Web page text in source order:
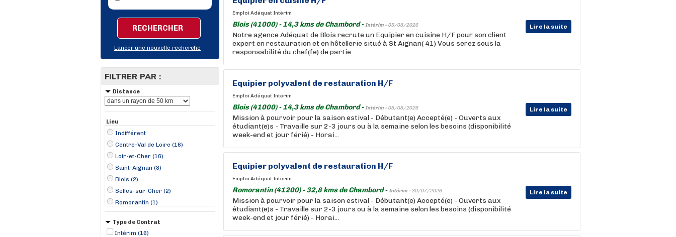
RECHERCHER
Lancer une nouvelle recherche
FILTRER PAR :
Distance
Lieu
Indifférent
Centre-Val de Loire (16)
Loir-et-Cher (16)
Saint-Aignan (8)
Blois (2)
Selles-sur-Cher (2)
Romorantin (1)
Type de Contrat
Intérim (16)
Emploi Adéquat Intérim
Blois (41000) - 14,3 kms de Chambord -Intérim - 05/08/2026 Lire la suite
Notre agence Adéquat de Blois recrute un Equipier en cuisine H/F pour son client
expert en restauration et en hôtellerie situé à St Aignan( 41) Vous serez sous la
responsabilité du chef(fe) de partie ...
Equipier polyvalent de restauration H/F
Emploi Adéquat Intérim
Blois (41000) - 14,3 kms de Chambord -Intérim - 05/08/2026 Lire la suite
Mission à pourvoir pour la saison estival - Débutant(e) Accepté(e) - Ouverts aux
étudiant(e)s - Travaille sur 2-3 jours ou à la semaine selon les besoins (disponibilité
week-end et jour férié) - Horai...
Equipier polyvalent de restauration H/F
Emploi Adéquat Intérim
Romorantin (41200) - 32,8 kms de Chambord -Intérim - 30/07/2026 Lire la suite
Mission à pourvoir pour la saison estival - Débutant(e) Accepté(e) - Ouverts aux
étudiant(e)s - Travaille sur 2-3 jours ou à la semaine selon les besoins (disponibilité
week-end et jour férié) - Horai...